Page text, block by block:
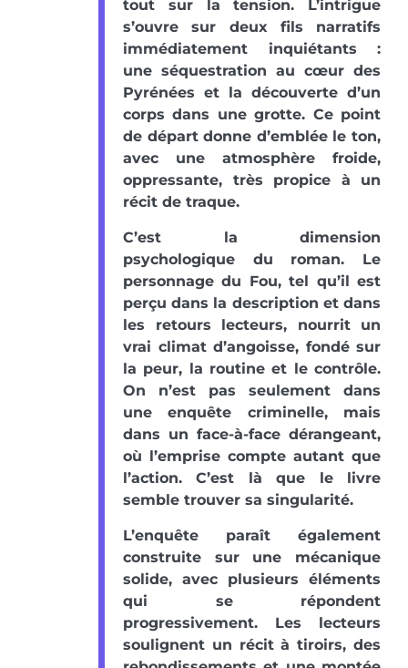
tout sur la tension. L’intrigue
s’ouvre sur deux fils narratifs
immédiatement inquiétants :
une séquestration au cœur des
Pyrénées et la découverte d’un
corps dans une grotte. Ce point
de départ donne d’emblée le ton,
avec une atmosphère froide,
oppressante, très propice à un
récit de traque.
C’est la dimension
psychologique du roman. Le
personnage du Fou, tel qu’il est
perçu dans la description et dans
les retours lecteurs, nourrit un
vrai climat d’angoisse, fondé sur
la peur, la routine et le contrôle.
On n’est pas seulement dans
une enquête criminelle, mais
dans un face-à-face dérangeant,
où l’emprise compte autant que
l’action. C’est là que le livre
semble trouver sa singularité.
L’enquête paraît également
construite sur une mécanique
solide, avec plusieurs éléments
qui se répondent
progressivement. Les lecteurs
soulignent un récit à tiroirs, des